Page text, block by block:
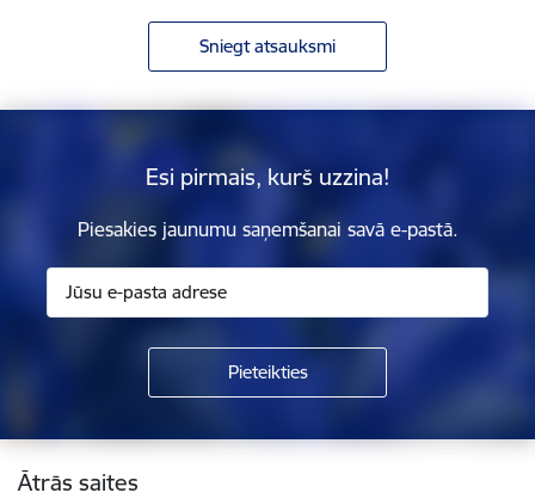
Sniegt atsauksmi
Esi pirmais, kurš uzzina!
Piesakies jaunumu saņemšanai savā e-pastā.
Kājene
Ātrās saites